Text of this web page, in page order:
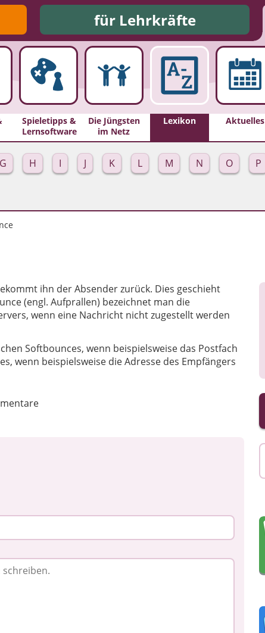
für Lehrkräfte
Spieletipps &
Lernsoftware
Die Jüngsten
im Netz
Lexikon Aktuelles
G H I J K L M N O P
ihn der Absender zurück. Dies geschieht
(engl. Aufprallen) bezeichnet man die
wenn eine Nachricht nicht zugestellt werden
Softbounces, wenn beispielsweise das Postfach
wenn beispielsweise die Adresse des Empfängers